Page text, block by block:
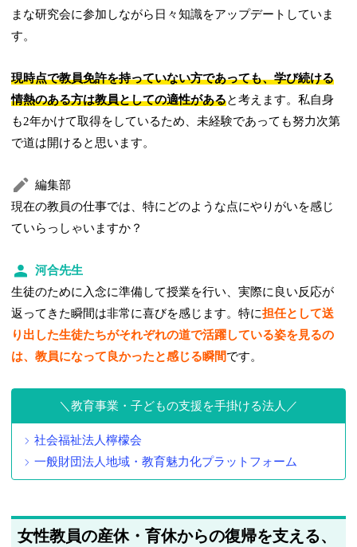
まな研究会に参加しながら日々知識をアップデートしていま
す。
現時点で教員免許を持っていない方であっても、学び続ける
情熱のある方は教員としての適性があると考えます。私自身
も2年かけて取得をしているため、未経験であっても努力次第
で道は開けると思います。
編集部
現在の教員の仕事では、特にどのような点にやりがいを感じ
ていらっしゃいますか？
河合先生
生徒のために入念に準備して授業を行い、実際に良い反応が
返ってきた瞬間は非常に喜びを感じます。特に担任として送
り出した生徒たちがそれぞれの道で活躍している姿を見るの
は、教員になって良かったと感じる瞬間です。
教育事業・子どもの支援を手掛ける法人
社会福祉法人檸檬会
一般財団法人地域・教育魅力化プラットフォーム
女性教員の産休・育休からの復帰を支える、